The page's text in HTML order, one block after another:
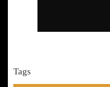
Tags